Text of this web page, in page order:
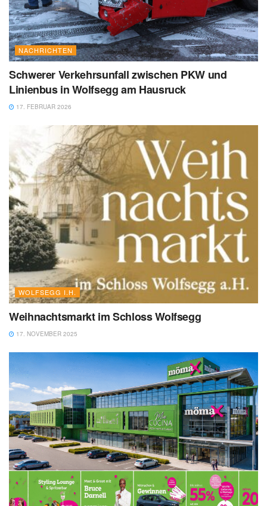
NACHRICHTEN
Schwerer Verkehrsunfall zwischen PKW und
Linienbus in Wolfsegg am Hausruck
17. FEBRUAR 2026
WOLFSEGG I.H.
Weihnachtsmarkt im Schloss Wolfsegg
17. NOVEMBER 2025